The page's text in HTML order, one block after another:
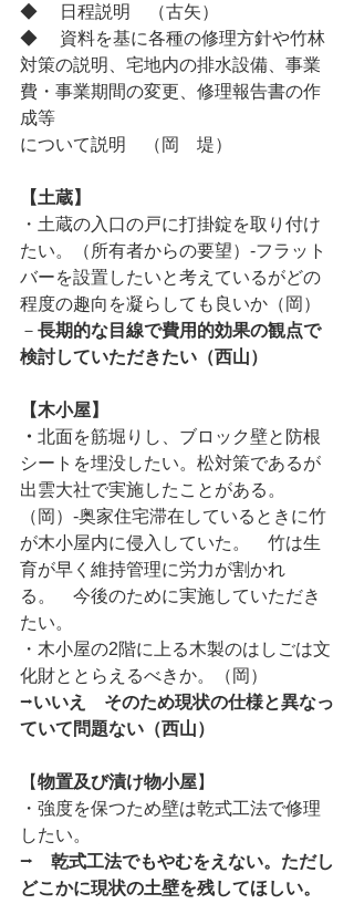
◆     日程説明　（古矢）
◆     資料を基に各種の修理方針や竹林
対策の説明、宅地内の排水設備、事業
費・事業期間の変更、修理報告書の作
成等
について説明　（岡　堤）
【土蔵】
・土蔵の入口の戸に打掛錠を取り付け
たい。（所有者からの要望）-フラット
バーを設置したいと考えているがどの
程度の趣向を凝らしても良いか（岡）
－ 長期的な目線で費用的効果の観点で
検討していただきたい（西山）
【木小屋】
・ 北面を筋堀りし、ブロック壁と防根
シートを埋没したい。松対策であるが
出雲大社で実施したことがある。
（岡）-奥家住宅滞在しているときに竹
が木小屋内に侵入していた。　竹は生
育が早く維持管理に労力が割かれ
る。　今後のために実施していただき
たい。
・木小屋の2階に上る木製のはしごは文
化財ととらえるべきか。（岡）
⭢いいえ　そのため現状の仕様と異なっ
ていて問題ない（西山）
【物置及び漬け物小屋】
・強度を保つため壁は乾式工法で修理
したい。
⭢ 乾式工法でもやむをえない。ただし
どこかに現状の土壁を残してほしい。